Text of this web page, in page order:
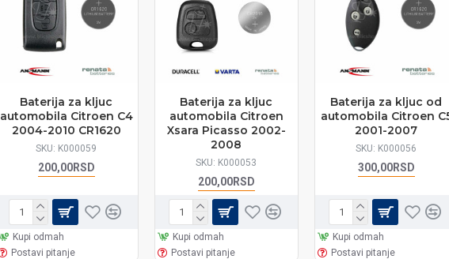
SKU: K000059
Baterija za kljuc
automobila Citroen C4
2004-2010 CR1620
200,00RSD
Kupi odmah
Postavi pitanje
SKU: K000053
Baterija za kljuc
automobila Citroen
Xsara Picasso 2002-
2008
200,00RSD
Kupi odmah
Postavi pitanje
SKU: K000056
Baterija za kljuc od
automobila Citroen
2001-2007
300,00RSD
Kupi odmah
Postavi pitanje